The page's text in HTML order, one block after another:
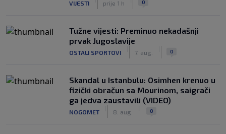
VIJESTI prije 1 h 0
Tužne vijesti: Preminuo nekadašnji
prvak Jugoslavije
OSTALI SPORTOVI 7. aug. 0
Skandal u Istanbulu: Osimhen krenuo u
fizički obračun sa Mourinom, saigrači
ga jedva zaustavili (VIDEO)
NOGOMET 8. aug. 0